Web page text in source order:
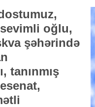
oğlu,
şəhərində
tanınmış